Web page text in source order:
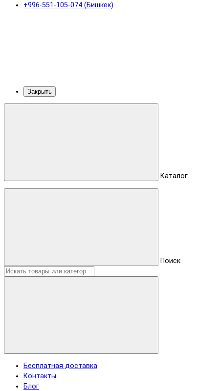
+996-551-105-074 (Бишкек)
Закрыть
Каталог
Поиск
Бесплатная доставка
Контакты
Блог